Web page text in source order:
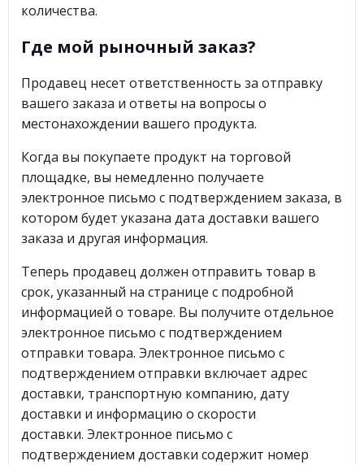
количества.
Где мой рыночный заказ?
Продавец несет ответственность за отправку
вашего заказа и ответы на вопросы о
местонахождении вашего продукта.
Когда вы покупаете продукт на торговой
площадке, вы немедленно получаете
электронное письмо с подтверждением заказа, в
котором будет указана дата доставки вашего
заказа и другая информация.
Теперь продавец должен отправить товар в
срок, указанный на странице с подробной
информацией о товаре. Вы получите отдельное
электронное письмо с подтверждением
отправки товара. Электронное письмо с
подтверждением отправки включает адрес
доставки, транспортную компанию, дату
доставки и информацию о скорости
доставки. Электронное письмо с
подтверждением доставки содержит номер